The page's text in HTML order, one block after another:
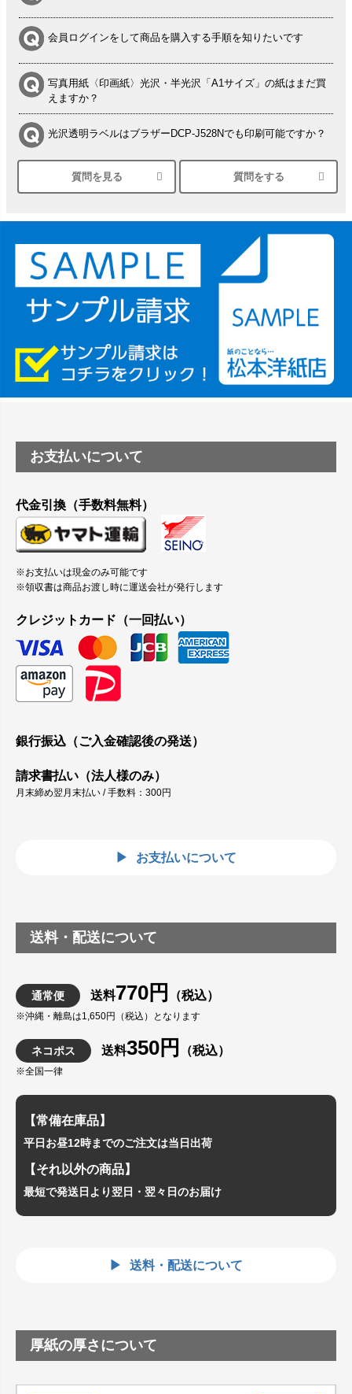
会員ログインをして商品を購入する手順を知りたいです
写真用紙〈印画紙〉光沢・半光沢「A1サイズ」の紙はまだ買
えますか？
光沢透明ラベルはブラザーDCP-J528Nでも印刷可能ですか？
シルバーペーパーにEPSON EP-30VAで印刷するときの設定
は？
ーSC-P8050に対応してますか
塩ビのロール紙で離型紙が透明の商品はありますか
つや消し半透明ラベルのロールタイプはありますか？
縦420mm×横650mmの包装紙に適した紙はありますか？
質問を見る 質問をする
お支払いについて
代金引換（手数料無料）
※お支払いは現金のみ可能です
※領収書は商品お渡し時に運送会社が発行します
クレジットカード（一回払い）
銀行振込（ご入金確認後の発送）
請求書払い（法人様のみ）
月末締め翌月末払い / 手数料：300円
お支払いについて
送料・配送について
通常便 送料770円 （税込）
※沖縄・離島は1,650円（税込）となります
ネコポス 送料350円 （税込）
※全国一律
【常備在庫品】
平日お昼12時までのご注文は当日出荷
【それ以外の商品】
最短で発送日より翌日・翌々日のお届け
送料・配送について
厚紙の厚さについて